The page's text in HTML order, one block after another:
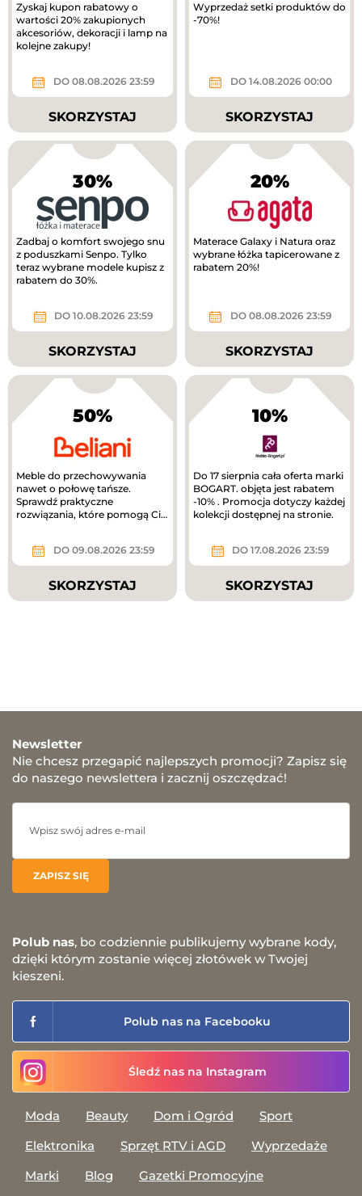
Zyskaj kupon rabatowy o
wartości 20% zakupionych
akcesoriów, dekoracji i lamp na
kolejne zakupy!
DO 08.08.2026 23:59
SKORZYSTAJ
Wyprzedaż setki produktów do
-70%!
DO 14.08.2026 00:00
SKORZYSTAJ
30%
Zadbaj o komfort swojego snu
z poduszkami Senpo. Tylko
teraz wybrane modele kupisz z
rabatem do 30%.
DO 10.08.2026 23:59
SKORZYSTAJ
20%
Materace Galaxy i Natura oraz
wybrane łóżka tapicerowane z
rabatem 20%!
DO 08.08.2026 23:59
SKORZYSTAJ
50%
Meble do przechowywania
nawet o połowę tańsze.
Sprawdź praktyczne
rozwiązania, które pomogą Ci
DO 09.08.2026 23:59
SKORZYSTAJ
10%
Do 17 sierpnia cała oferta marki
BOGART. objęta jest rabatem
-10% . Promocja dotyczy każdej
kolekcji dostępnej na stronie.
DO 17.08.2026 23:59
SKORZYSTAJ
Newsletter
Nie chcesz przegapić najlepszych promocji? Zapisz się
do naszego newslettera i zacznij oszczędzać!
Polub nas, bo codziennie publikujemy wybrane kody,
dzięki którym zostanie więcej złotówek w Twojej
kieszeni.
Polub nas na Facebooku
Śledź nas na Instagram
Moda Beauty Dom i Ogród
Sport
Elektronika
Sprzęt RTV i AGD
Wyprzedaże
Marki
Blog
Gazetki Promocyjne